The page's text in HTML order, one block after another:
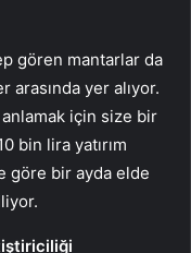
gören mantarlar da
yer alıyor.
anlamak için size bir
bin lira yatırım
göre bir ayda elde